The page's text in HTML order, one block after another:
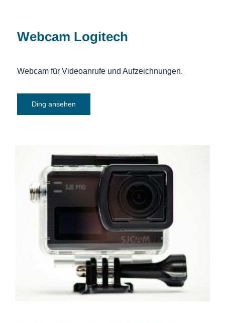
Webcam Logitech
Webcam für Videoanrufe und Aufzeichnungen.
Ding ansehen
Action Cam SJCAM SJ8 Pro – Kleine
Kamera für Actionaufnahmen